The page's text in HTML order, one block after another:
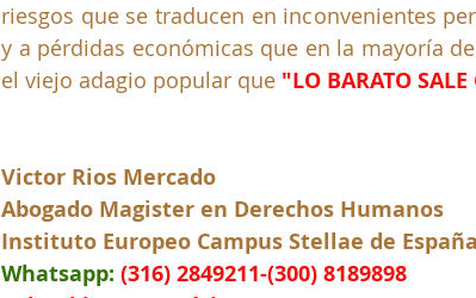
riesgos que se traducen en inconvenientes
y a pérdidas económicas que en la mayoría
el viejo adagio popular que "LO BARATO SALE
Victor Rios Mercado
Abogado Magister en Derechos Humanos
Instituto Europeo Campus Stellae de España
Whatsapp: (316) 2849211-(300) 8189898